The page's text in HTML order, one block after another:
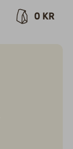
0 kr